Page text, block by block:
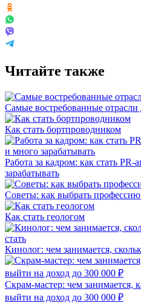
Читайте также
Самые востребованные
Как стать бортпроводником
Работа за кадром: как стать
зарабатывать
Советы: как выбрать
Как стать геологом
Кинолог: чем занимается,
Скрам-мастер: чем занимается,
выйти на доход до 300 000 ₽